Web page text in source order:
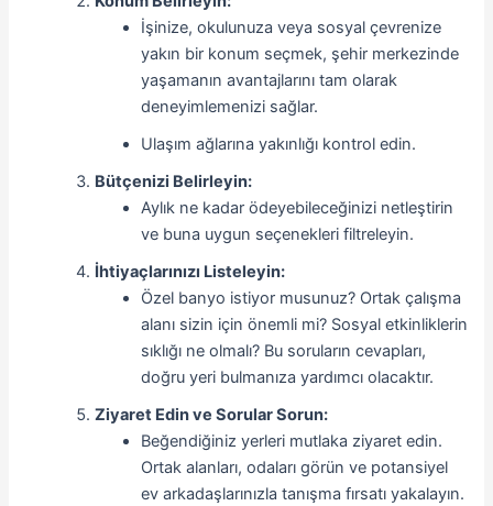
İşinize, okulunuza veya sosyal çevrenize
yakın bir konum seçmek, şehir merkezinde
yaşamanın avantajlarını tam olarak
deneyimlemenizi sağlar.
Ulaşım ağlarına yakınlığı kontrol edin.
Bütçenizi Belirleyin:
Aylık ne kadar ödeyebileceğinizi netleştirin
ve buna uygun seçenekleri filtreleyin.
İhtiyaçlarınızı Listeleyin:
Özel banyo istiyor musunuz? Ortak çalışma
alanı sizin için önemli mi? Sosyal etkinliklerin
sıklığı ne olmalı? Bu soruların cevapları,
doğru yeri bulmanıza yardımcı olacaktır.
Ziyaret Edin ve Sorular Sorun:
Beğendiğiniz yerleri mutlaka ziyaret edin.
Ortak alanları, odaları görün ve potansiyel
ev arkadaşlarınızla tanışma fırsatı yakalayın.